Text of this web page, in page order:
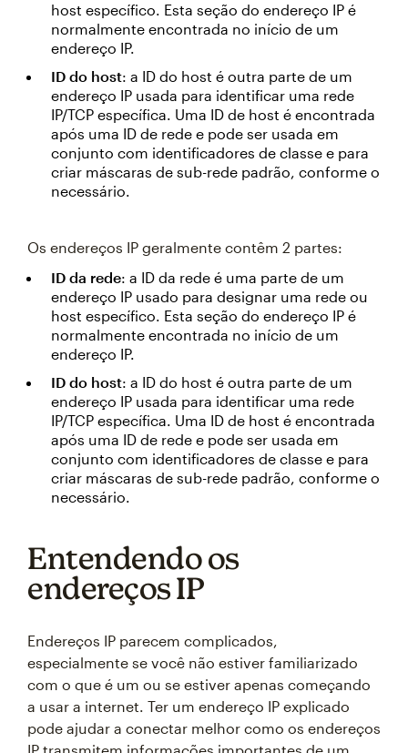
host específico. Esta seção do endereço IP é
normalmente encontrada no início de um
endereço IP.
ID do host: a ID do host é outra parte de um
endereço IP usada para identificar uma rede
IP/TCP específica. Uma ID de host é encontrada
após uma ID de rede e pode ser usada em
conjunto com identificadores de classe e para
criar máscaras de sub-rede padrão, conforme o
necessário.
Os endereços IP geralmente contêm 2 partes:
ID da rede: a ID da rede é uma parte de um
endereço IP usado para designar uma rede ou
host específico. Esta seção do endereço IP é
normalmente encontrada no início de um
endereço IP.
ID do host: a ID do host é outra parte de um
endereço IP usada para identificar uma rede
IP/TCP específica. Uma ID de host é encontrada
após uma ID de rede e pode ser usada em
conjunto com identificadores de classe e para
criar máscaras de sub-rede padrão, conforme o
necessário.
Entendendo os
endereços IP
Endereços IP parecem complicados,
especialmente se você não estiver familiarizado
com o que é um ou se estiver apenas começando
a usar a internet. Ter um endereço IP explicado
pode ajudar a conectar melhor como os endereços